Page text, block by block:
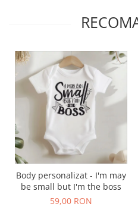
Body personalizat - I'm may
be small but I'm the boss
59,00 RON